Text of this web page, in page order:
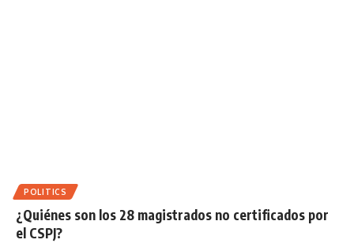
POLITICS
¿Quiénes son los 28 magistrados no certificados por
el CSPJ?